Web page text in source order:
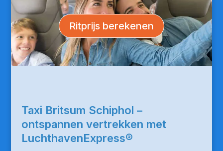
Ritprijs berekenen
Taxi Britsum Schiphol –
ontspannen vertrekken met
LuchthavenExpress®